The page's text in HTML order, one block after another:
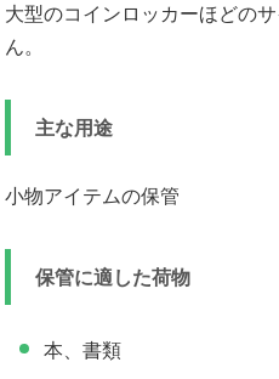
大型のコインロッカーほどの
ん。
主な用途
小物アイテムの保管
保管に適した荷物
本、書類